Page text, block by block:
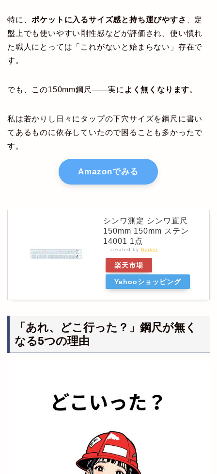
特に、ポケットに入るサイズ感と持ち運びやすさ
、定
盤上でも使いやすい剛性感などが評価され、使い慣れ
た職人にとっては「これがないと始まらない」存在で
す。
でも、この150mm鋼尺——実に よく無くなります。
私は若かりし日々にタップの下穴サイズを鋼尺に書い
てあるものに依存していたので困ることも多かったで
す。
Amazonでみる
シンワ測定 シンワ直尺
150mm 150mm ステン
14001 1点
created by Rinker
楽天市場
Yahooショッピング
「あれ、どこ行った？」鋼尺が無く
なる5つの理由